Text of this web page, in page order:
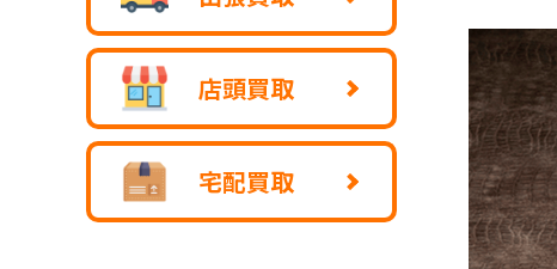
店頭買取
宅配買取